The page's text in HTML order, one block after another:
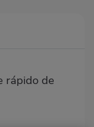
rápido de